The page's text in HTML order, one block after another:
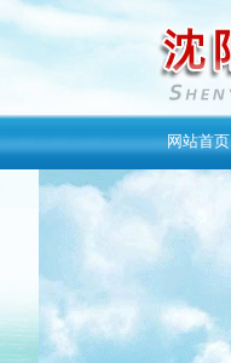
网站首页